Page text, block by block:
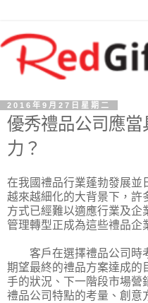
2016年9月27日星期二
優秀禮品公司應
力？
在我國禮品行業蓬勃發展並
越來越細化的大背景下，許
方式已經難以適應行業及企
管理轉型正成為這些禮品企
客戶在選擇禮品公司時考
期望最終的禮品方案達成的
手的狀況、下一階段市場營
禮品公司特點的考量、創意